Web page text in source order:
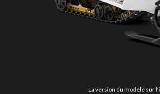
La version du modèle sur